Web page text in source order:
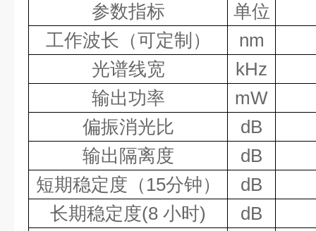
参数指标
单位
工作波长（可定制）
nm
光谱线宽
kHz
输出功率
mW
偏振消光比
dB
输出隔离度
dB
短期稳定度（ 15分钟）
dB
长期稳定度(8 小时)
dB